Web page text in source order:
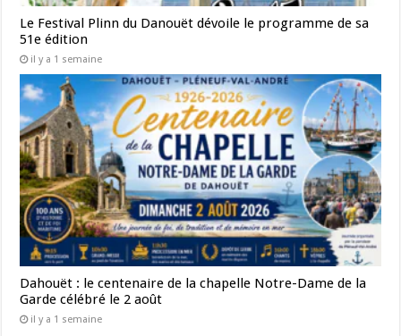
Le Festival Plinn du Danouët dévoile le programme de sa
51e édition
il y a 1 semaine
Dahouët : le centenaire de la chapelle Notre-Dame de la
Garde célébré le 2 août
il y a 1 semaine